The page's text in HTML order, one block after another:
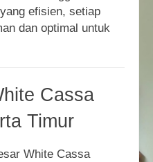
efisien, setiap
dan optimal untuk
Cassa
Timur
White Cassa